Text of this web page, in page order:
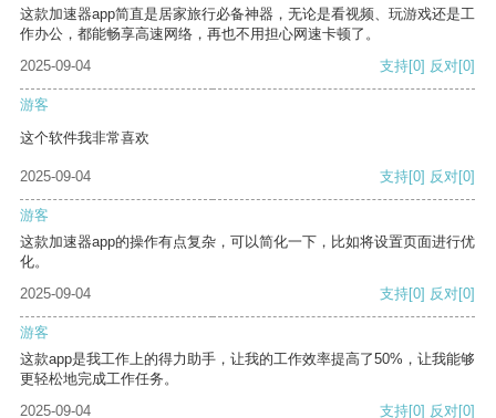
这款加速器app简直是居家旅行必备神器，无论是看视频、玩游戏还是工
作办公，都能畅享高速网络，再也不用担心网速卡顿了。
2025-09-04
支持[0] 反对[0]
游客
这个软件我非常喜欢
2025-09-04 支持[0] 反对[0]
游客
这款加速器app的操作有点复杂，可以简化一下，比如将设置页面进行优
化。
2025-09-04
支持[0] 反对[0]
游客
这款app是我工作上的得力助手，让我的工作效率提高了50%，让我能够
更轻松地完成工作任务。
2025-09-04
支持[0] 反对[0]